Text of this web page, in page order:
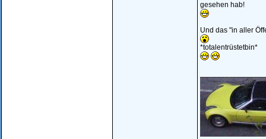
gesehen hab!
Und das "in aller
*totalentrüstetbin*